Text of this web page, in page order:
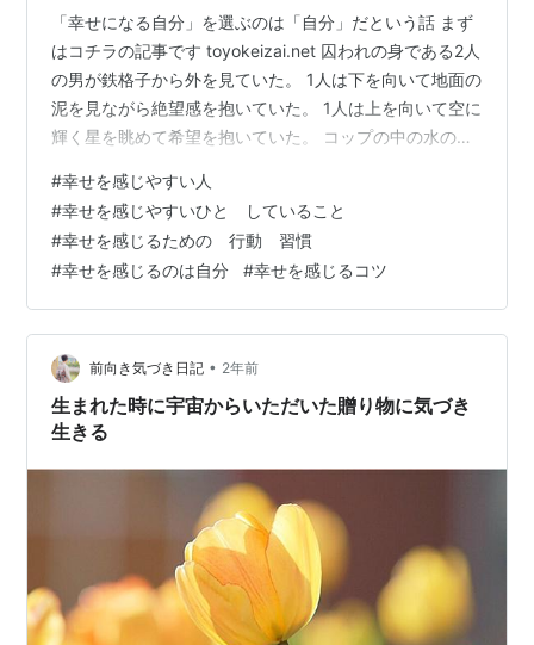
「幸せになる自分」を選ぶのは「自分」だという話 まず
はコチラの記事です toyokeizai.net 囚われの身である2人
の男が鉄格子から外を見ていた。 1人は下を向いて地面の
泥を見ながら絶望感を抱いていた。 1人は上を向いて空に
輝く星を眺めて希望を抱いていた。 コップの中の水の話
りますよね ありふれていて、さらっと聞き流してしまい
がちですが こここそが「幸せな自分」と「不幸な自分」
との分かれ道なのだと感じます 自己肯定感って何？ 自分
は大丈夫 そう思えたならば、ラクですよね でも、 「遺
伝」であまり幸せを感じられないタイプに生まれてしま
った…
#幸せを感じやすい人
#幸せを感じやすいひと していること
#幸せを感じるための 行動 習慣
#幸せを感じるのは自分 #幸せを感じるコツ
前向き気づき日記 • 2年前
生まれた時に宇宙からいただいた贈り物に気づき
生きる